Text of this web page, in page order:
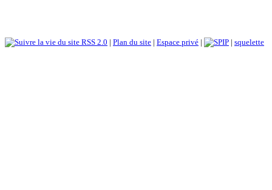
RSS 2.0 | Plan du site | Espace privé | | squelette